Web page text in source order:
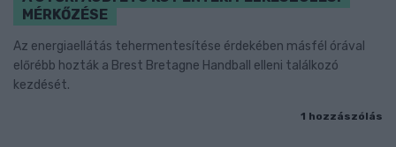
MÉRKŐZÉSE
Az energiaellátás tehermentesítése érdekében másfél órával
előrébb hozták a Brest Bretagne Handball elleni találkozó
kezdését.
1 hozzászólás